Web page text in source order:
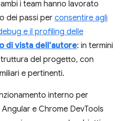
i team hanno lavorato
dei passi per consentire agli
e il profiling delle
di vista dell'autore: in termini
del progetto, con
e pertinenti.
interno per
e Chrome DevTools